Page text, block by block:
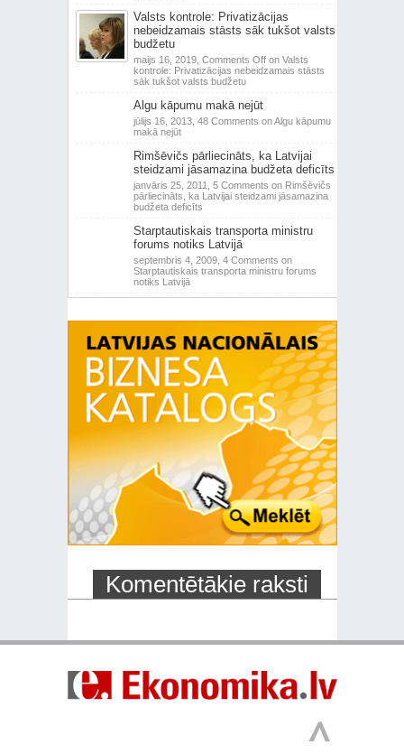
Valsts kontrole: Privatizācijas
nebeidzamais stāsts sāk tukšot valsts
budžetu
maijs 16, 2019, Comments Offon Valsts
kontrole: Privatizācijas nebeidzamais stāsts
sāk tukšot valsts budžetu
Algu kāpumu makā nejūt
jūlijs 16, 2013, 48 Comments on Algu kāpumu
makā nejūt
Rimšēvičs pārliecināts, ka Latvijai
steidzami jāsamazina budžeta deficīts
janvāris 25, 2011, 5 Comments on Rimšēvičs
pārliecināts, ka Latvijai steidzami jāsamazina
budžeta deficīts
Starptautiskais transporta ministru
forums notiks Latvijā
septembris 4, 2009, 4 Comments on
Starptautiskais transporta ministru forums
notiks Latvijā
Komentētākie raksti